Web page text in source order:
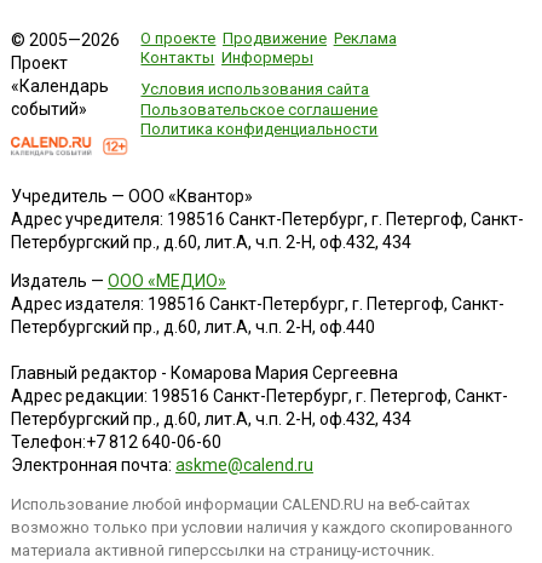
© 2005—2026
Проект
«Календарь
событий»
О проекте Продвижение Реклама
Контакты Информеры
Условия использования сайта
Пользовательское соглашение
Политика конфиденциальности
Учредитель — ООО «Квантор»
Адрес учредителя: 198516 Санкт-Петербург, г. Петергоф, Санкт-
Петербургский пр., д.60, лит.А, ч.п. 2-Н, оф.432, 434
Издатель — ООО «МЕДИО»
Адрес издателя: 198516 Санкт-Петербург, г. Петергоф, Санкт-
Петербургский пр., д.60, лит.А, ч.п. 2-Н, оф.440
Главный редактор - Комарова Мария Сергеевна
Адрес редакции: 198516 Санкт-Петербург, г. Петергоф, Санкт-
Петербургский пр., д.60, лит.А, ч.п. 2-Н, оф.432, 434
Телефон:+7 812 640-06-60
Электронная почта: askme@calend.ru
Использование любой информации CALEND.RU на веб-сайтах
возможно только при условии наличия у каждого скопированного
материала активной гиперссылки на страницу-источник.